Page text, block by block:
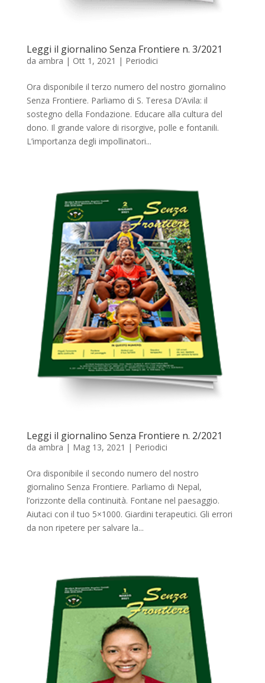
Leggi il giornalino Senza Frontiere n. 3/2021
da ambra | Ott 1, 2021 | Periodici
Ora disponibile il terzo numero del nostro giornalino
Senza Frontiere. Parliamo di S. Teresa D’Avila: il
sostegno della Fondazione. Educare alla cultura del
dono. Il grande valore di risorgive, polle e fontanili.
L’importanza degli impollinatori...
Leggi il giornalino Senza Frontiere n. 2/2021
da ambra | Mag 13, 2021 | Periodici
Ora disponibile il secondo numero del nostro
giornalino Senza Frontiere. Parliamo di Nepal,
l’orizzonte della continuità. Fontane nel paesaggio.
Aiutaci con il tuo 5×1000. Giardini terapeutici. Gli errori
da non ripetere per salvare la...